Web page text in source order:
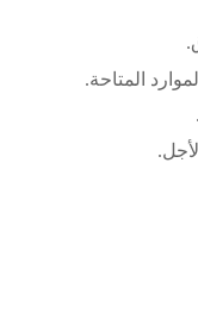
المتاحة.